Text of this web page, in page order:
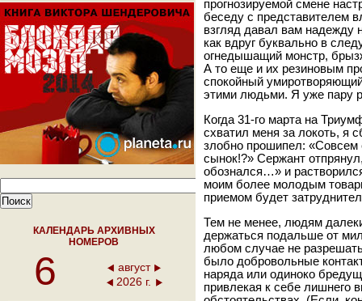
КАЛЕНДАРЬ АРХИВНЫХ
НОМЕРОВ
6
август
2026 г.
прогнозируемой смене
беседу с представителем
взгляд давал вам
как вдруг буквально в
огнедышащий монстр,
А то еще и их резиновым
спокойный
этими людьми. Я уже пару
Когда 31-го марта на
схватил меня за локоть, я
злобно прошипел: «Совсем
сынок!?» Сержант
обознался…» и
моим более молодым
приемом будет
Тем не менее, людям
держаться подальше от
любом случае не
было добровольные
наряда или одиноко
привлекая к себе лишнего